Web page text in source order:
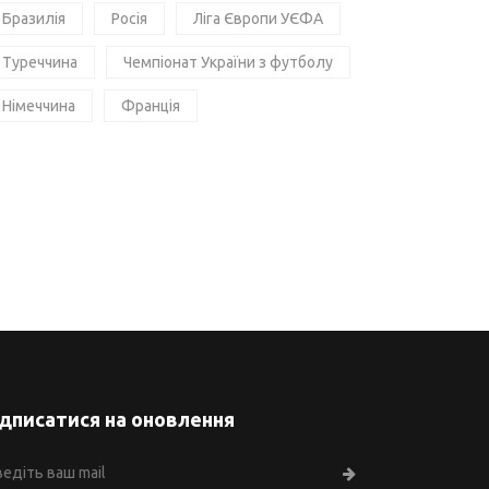
Бразилія Росія Ліга Європи УЄФА
Туреччина Чемпіонат України з футболу
Німеччина Франція
на оновлення